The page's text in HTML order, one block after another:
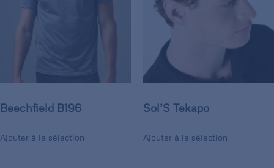
Beechfield B196
Ajouter à la sélection
Sol’S Tekapo
Ajouter à la sélection